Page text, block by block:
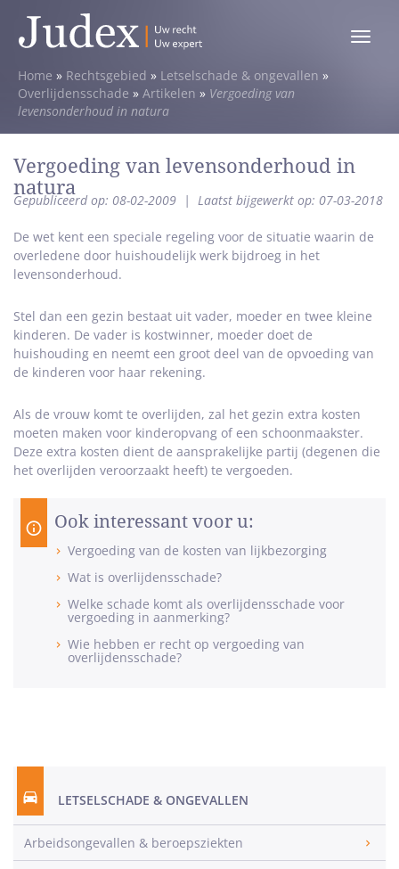
Toggle
Home » Rechtsgebied » Letselschade & ongevallen »
Overlijdensschade » Artikelen » Vergoeding van
levensonderhoud in natura
Vergoeding van levensonderhoud in
natura
Gepubliceerd op: 08-02-2009 | Laatst bijgewerkt op: 07-03-2018
De wet kent een speciale regeling voor de situatie waarin de
overledene door huishoudelijk werk bijdroeg in het
levensonderhoud.
Stel dan een gezin bestaat uit vader, moeder en twee kleine
kinderen. De vader is kostwinner, moeder doet de
huishouding en neemt een groot deel van de opvoeding van
de kinderen voor haar rekening.
Als de vrouw komt te overlijden, zal het gezin extra kosten
moeten maken voor kinderopvang of een schoonmaakster.
Deze extra kosten dient de aansprakelijke partij (degenen die
het overlijden veroorzaakt heeft) te vergoeden.
Ook interessant voor u:
Vergoeding van de kosten van lijkbezorging
Wat is overlijdensschade?
Welke schade komt als overlijdensschade voor
vergoeding in aanmerking?
Wie hebben er recht op vergoeding van
overlijdensschade?
LETSELSCHADE & ONGEVALLEN
Arbeidsongevallen & beroepsziekten